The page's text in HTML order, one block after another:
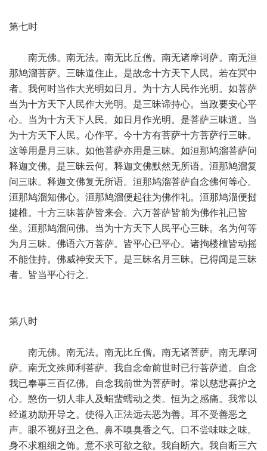
第七时
南无佛。南无法。南无比丘僧。南无诸摩诃萨。南无洹
那鸠溜菩萨。三昧道住止。是故念十方天下人民。若在冥中
者。我何时当作大光明如日月。为十方人民作光明。如菩萨
当为十方天下人民作大光明。是三昧谛持心。当政要安心平
心。当为十方天下人民。如日月作光明。是菩萨三昧道。当
为十方天下人民。心作平。今十方有菩萨十方菩萨行三昧。
这等用是月三昧。如他菩萨亦用是三昧。如洹那鸠溜菩萨问
释迦文佛。是三昧云何。释迦文佛默然无所语。洹那鸠溜复
问三昧。释迦文佛复无所语。洹那鸠溜菩萨自念佛何等心。
洹那鸠溜知佛心。洹那鸠溜便起往为佛作礼。洹那鸠溜便挝
揵椎。十方三昧菩萨皆来会。六万菩萨皆前为佛作礼已皆
坐。洹那鸠溜问佛。当为十方天下人民平心三昧。名为何等
为月三昧。佛语六万菩萨。皆平心已平心。诸拘楼檀皆动摇
不能住持。佛威神安天下。是三昧名月三昧。已得闻是三昧
者。皆当平心行之。
第八时
南无佛。南无法。南无比丘僧。南无诸菩萨。南无摩诃
萨。南无文殊师利菩萨。我自念命前世时已行菩萨道。自念
我已奉事三百亿佛。自念我前世为菩萨时。常以慈悲喜护之
心。愍伤一切人非人及蜎蜚蠕动之类。恒为之感痛。我常以
经道劝励开导之。使得入正法远去恶为善。耳不受善恶之
声。眼不视好丑之色。鼻不嗅臭香之气。口不尝味味之味。
身不求粗细之饰。意不求可欲之欲。我自断六。我自断三六